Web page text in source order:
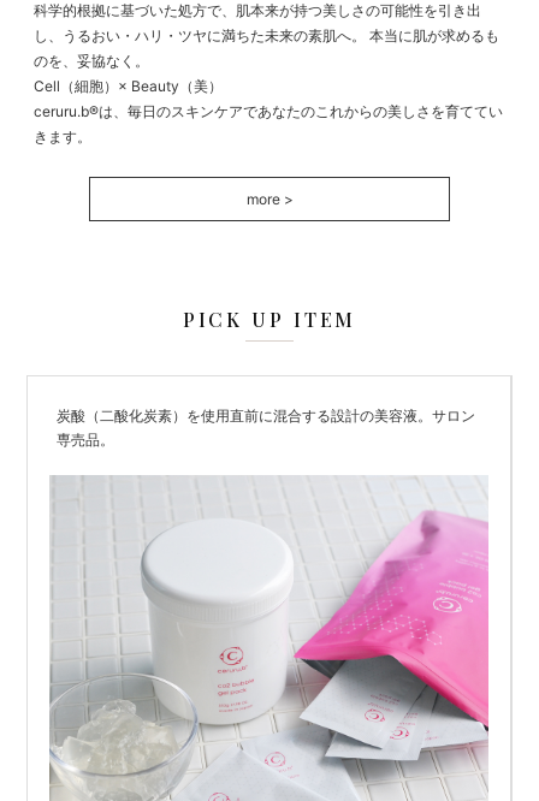
科学的根拠に基づいた処方で、肌本来が持つ美しさの可能性を引き出
し、うるおい・ハリ・ツヤに満ちた未来の素肌へ。 本当に肌が求めるも
のを、妥協なく。
Cell（細胞）× Beauty（美）
ceruru.b®は、毎日のスキンケアであなたのこれからの美しさを育ててい
きます。
more >
PICK UP ITEM
炭酸（二酸化炭素）を使用直前に混合する設計の美容液。サロン
専売品。